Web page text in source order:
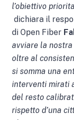
l’obiettivo
dichiara il
di Open Fiber
avviare la nostra
oltre al
si somma una
interventi mirati
del resto
rispetto d’una